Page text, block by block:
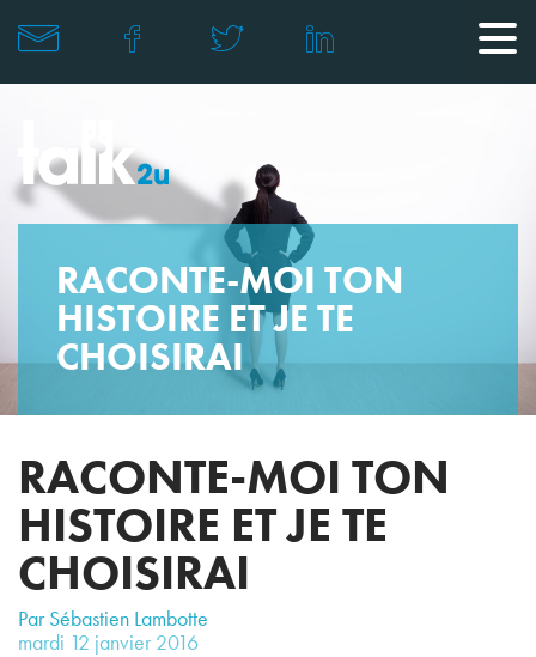
RACONTE-MOI TON
HISTOIRE ET JE TE
CHOISIRAI
RACONTE-MOI TON
HISTOIRE ET JE TE
CHOISIRAI
Par Sébastien Lambotte
mardi 12 janvier 2016